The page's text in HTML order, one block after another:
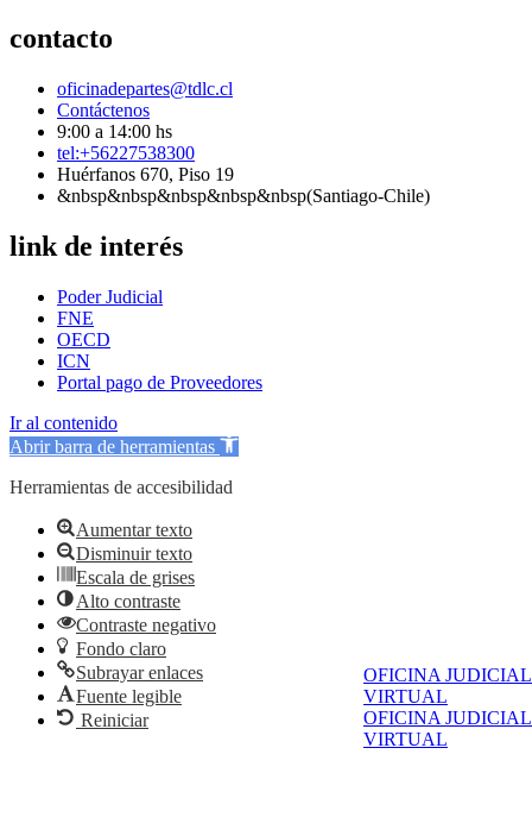
OFICINA JUDICIAL
VIRTUAL
OFICINA JUDICIAL
VIRTUAL
contacto
oficinadepartes@tdlc.cl
Contáctenos
9:00 a 14:00 hs
tel:+56227538300
Huérfanos 670, Piso 19
&nbsp&nbsp&nbsp&nbsp&nbsp(Santiago-Chile)
link de interés
Poder Judicial
FNE
OECD
ICN
Portal pago de Proveedores
Ir al contenido
Abrir barra de herramientas
Herramientas de accesibilidad
Aumentar texto
Disminuir texto
Escala de grises
Alto contraste
Contraste negativo
Fondo claro
Subrayar enlaces
Fuente legible
Reiniciar